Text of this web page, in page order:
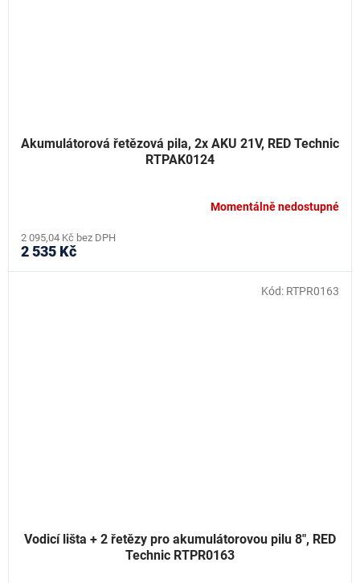
Akumulátorová řetězová pila, 2x AKU 21V, RED Technic
RTPAK0124
Momentálně nedostupné
2 095,04 Kč bez DPH
2 535 Kč
Vodicí lišta + 2 řetězy pro akumulátorovou pilu 8", RED
Technic RTPR0163
Kód: RTPR0163